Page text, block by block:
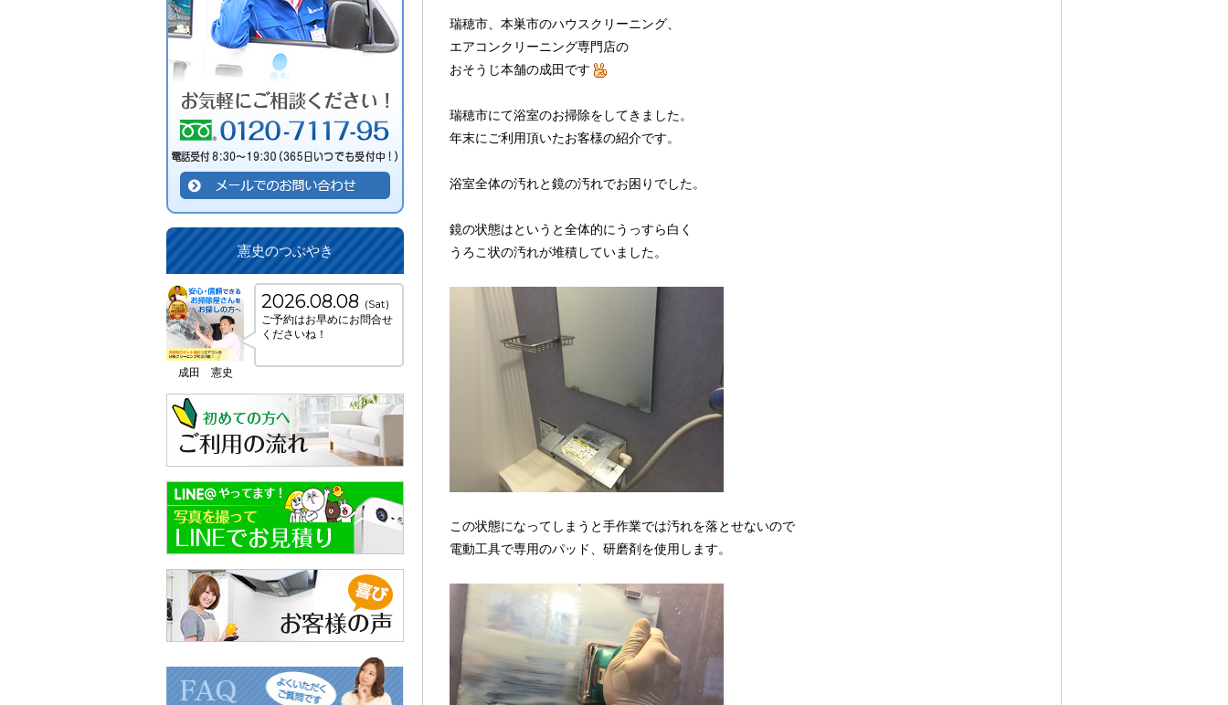
瑞穂市、本巣市のハウスクリーニング、
エアコンクリーニング専門店の
おそうじ本舗の成田です
瑞穂市にて浴室のお掃除をしてきました。
年末にご利用頂いたお客様の紹介です。
浴室全体の汚れと鏡の汚れでお困りでした。
鏡の状態はというと全体的にうっすら白く
うろこ状の汚れが堆積していました。
この状態になってしまうと手作業では汚れを落とせないので
電動工具で専用のパッド、研磨剤を使用します。
憲史のつぶやき
成田 憲史
2026.08.08 (Sat)
ご予約はお早めにお問合せ
くださいね！